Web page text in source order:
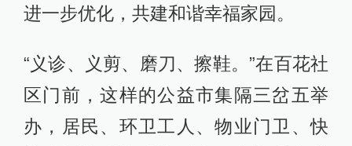
进一步优化，共建和谐幸福家园。
“义诊、义剪、磨刀、擦鞋。”在百花社
区门前，这样的公益市集隔三岔五举
办，居民、环卫工人、物业门卫、快